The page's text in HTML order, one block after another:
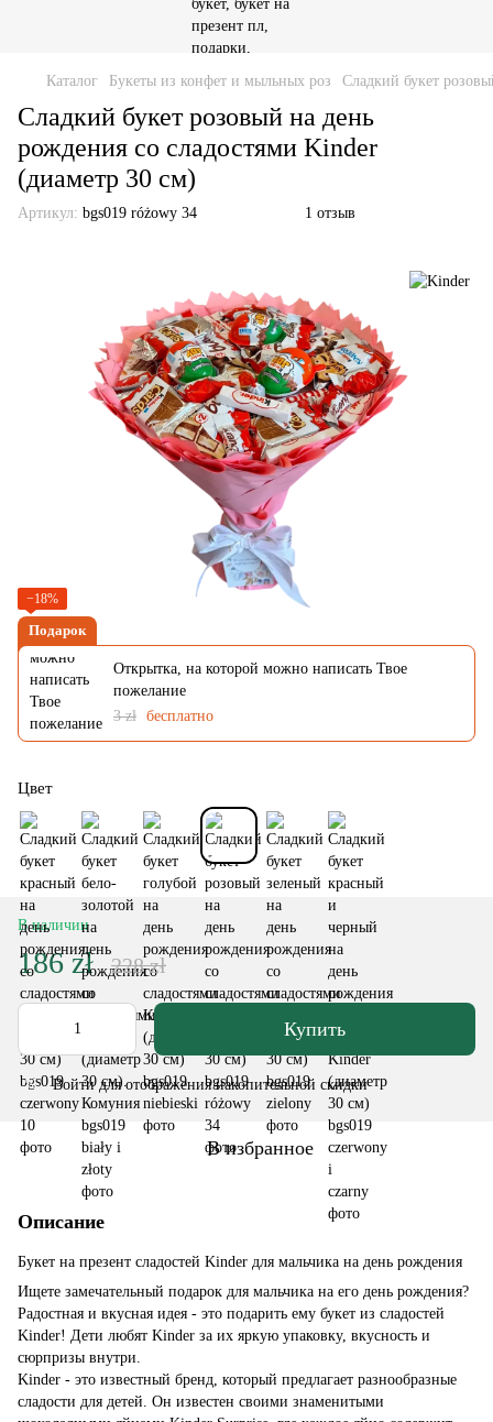
Каталог Букеты из конфет и мыльных роз Сладкий букет
Сладкий букет розовый на день
рождения со сладостями Kinder
(диаметр 30 см)
Артикул: bgs019 różowy 34 1 отзыв
−18%
Подарок
Открытка, на которой можно написать Твое
пожелание
3 zł
бесплатно
Цвет
В наличии
186 zł 228 zł
Купить
% Войтидля отображения накопительной скидки
В избранное
Описание
Букет на презент сладостей Kinder для мальчика на день рождения
Ищете замечательный подарок для мальчика на его день рождения?
Радостная и вкусная идея - это подарить ему букет из сладостей
Kinder! Дети любят Kinder за их яркую упаковку, вкусность и
сюрпризы внутри.
Kinder - это известный бренд, который предлагает разнообразные
сладости для детей. Он известен своими знаменитыми